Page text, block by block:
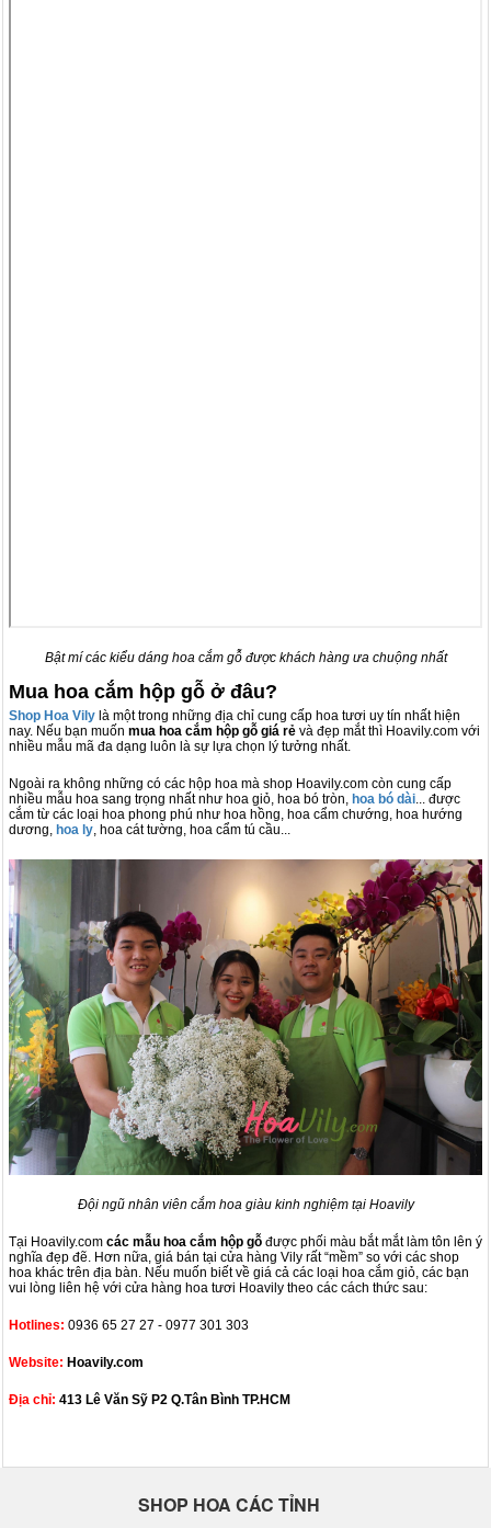
Bật mí các kiểu dáng hoa cắm gỗ được khách hàng ưa chuộng nhất
Mua hoa cắm hộp gỗ ở đâu?
Shop Hoa Vily là một trong những địa chỉ cung cấp hoa tươi uy tín nhất hiện
nay. Nếu bạn muốn mua hoa cắm hộp gỗ giá rẻ và đẹp mắt thì Hoavily.com với
nhiều mẫu mã đa dạng luôn là sự lựa chọn lý tưởng nhất.
Ngoài ra không những có các hộp hoa mà shop Hoavily.com còn cung cấp
nhiều mẫu hoa sang trọng nhất như hoa giỏ, hoa bó tròn, hoa bó dài ... được
cắm từ các loại hoa phong phú như hoa hồng, hoa cẩm chướng, hoa hướng
dương, hoa ly , hoa cát tường, hoa cẩm tú cầu...
Đội ngũ nhân viên cắm hoa giàu kinh nghiệm tại Hoavily
Tại Hoavily.com các mẫu hoa cắm hộp gỗ được phối màu bắt mắt làm tôn lên ý
nghĩa đẹp đẽ. Hơn nữa, giá bán tại cửa hàng Vily rất “mềm” so với các shop
hoa khác trên địa bàn. Nếu muốn biết về giá cả các loại hoa cắm giỏ, các bạn
vui lòng liên hệ với cửa hàng hoa tươi Hoavily theo các cách thức sau:
Hotlines: 0936 65 27 27 - 0977 301 303
Website: Hoavily.com
Địa chỉ: 413 Lê Văn Sỹ P2 Q.Tân Bình TP.HCM
SHOP HOA CÁC TỈNH